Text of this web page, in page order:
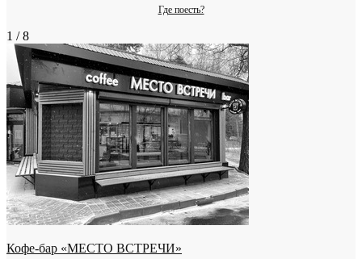
Где поесть?
1 / 8
Кофе-бар «МЕСТО ВСТРЕЧИ»